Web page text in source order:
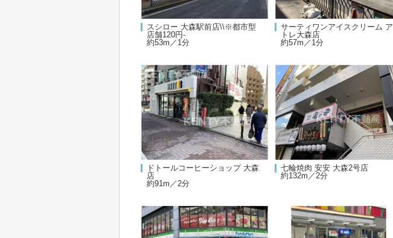
スシロー 大森駅前店\\※都市型
店舗120円-
約53m／1分
サーティワンアイスクリーム ア
トレ大森店
約57m／1分
ドトールコーヒーショップ 大森
店
約91m／2分
七輪焼肉 安安 大森2号店
約132m／2分